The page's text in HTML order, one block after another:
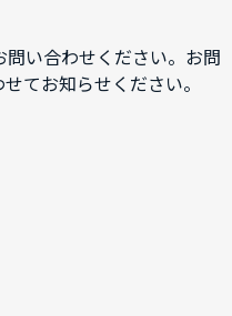
問い合わせください。お問
てお知らせください。